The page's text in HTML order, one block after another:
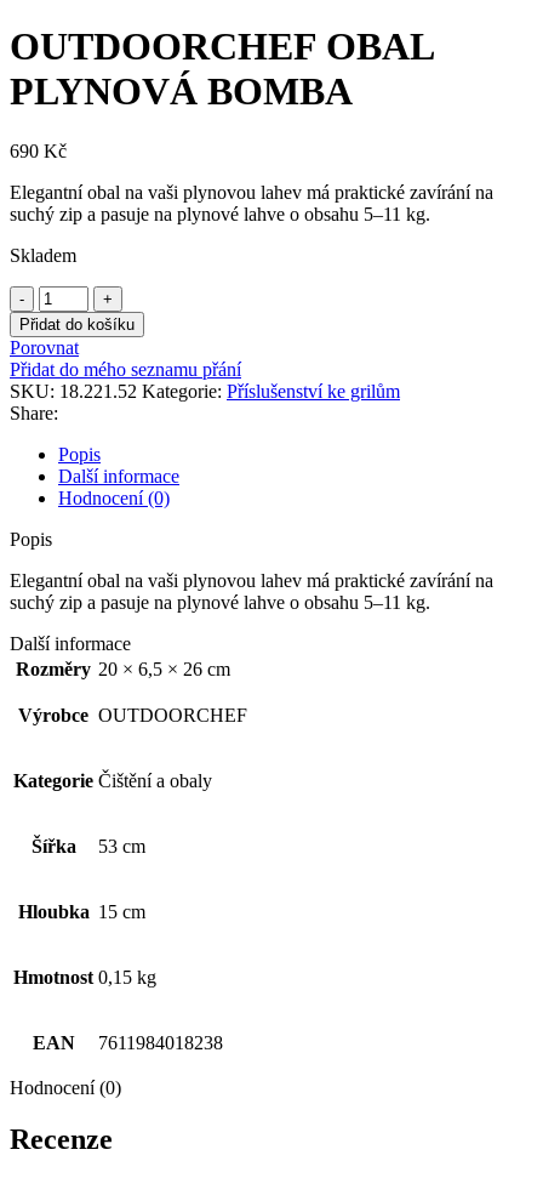
OUTDOORCHEF OBAL
PLYNOVÁ BOMBA
690 Kč
Elegantní obal na vaši plynovou lahev má praktické zavírání na
suchý zip a pasuje na plynové lahve o obsahu 5–11 kg.
Skladem
OUTDOORCHEF
OBAL
PLYNOVÁ
BOMBA
množství
Přidat do košíku
Porovnat
Přidat do mého seznamu přání
SKU: 18.221.52 Kategorie: Příslušenství ke grilům
Share:
Popis
Další informace
Hodnocení (0)
Popis
Elegantní obal na vaši plynovou lahev má praktické zavírání na
suchý zip a pasuje na plynové lahve o obsahu 5–11 kg.
Další informace
Rozměry 20 × 6,5 × 26 cm
Výrobce OUTDOORCHEF
Kategorie Čištění a obaly
Šířka 53 cm
Hloubka 15 cm
Hmotnost 0,15 kg
EAN 7611984018238
Hodnocení (0)
Recenze